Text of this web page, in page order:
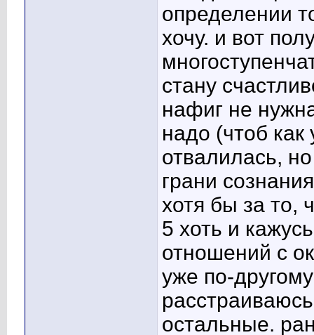
определении
хочу. и вот
стану
нафиг не
надо (чтоб как
отвалилась,
грани
хотя бы за то,
5 хоть и
отношений с
уже по-
остальные.